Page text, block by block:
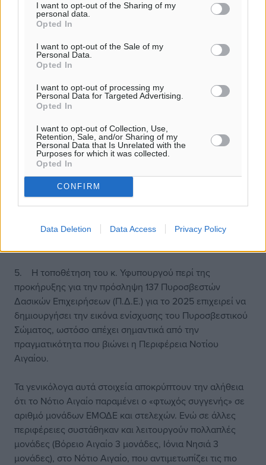
I want to opt-out of the Sharing of my
personal data.
Opted In
I want to opt-out of the Sale of my
Personal Data.
Opted In
I want to opt-out of processing my
Personal Data for Targeted Advertising.
Opted In
I want to opt-out of Collection, Use,
Retention, Sale, and/or Sharing of my
Personal Data that Is Unrelated with the
Purposes for which it was collected.
Opted In
CONFIRM
Data Deletion Data Access Privacy Policy
Αντί, λοιπόν, να μιλήσουμε με ειλικρίνεια για τις
πραγματικές ανάγκες στελέχωσης και να υπάρξει ένας
σοβαρός σχεδιασμός προσλήψεων βάσει αποχωρήσεων
και γεωγραφικών αναγκών, καταφεύγουμε σε
αριθμητικά “τρικ” για να δώσουμε την ψευδαίσθηση
βελτίωσης.
Η πραγματικότητα όμως στα νησιά και στις
υποστελεχωμένες υπηρεσίες δεν καλύπτεται με
ανακοινώσεις. Εκεί, τα νούμερα δεν λένε ψέματα.
Το ανθρώπινο δυναμικό δεν ανανεώνεται. Απλώς
ανακυκλώνεται, με μεταθέσεις και μετακινήσεις που
της επιχειρησιακής ετοιμότητας αλλά και της ψυχικής
5. Η τοποθέτηση του κ. Υφυπουργού περί της
προκήρυξης για την πρόσληψη 137 Πυροσβεστών
Δασικών Επιχειρήσεων (Π.Δ.Ε.) για το 2025 επιχειρεί να
δημιουργήσει την εικόνα ενίσχυσης του Πυροσβεστικού
Σώματος, ωστόσο απέχει σημαντικά από την
πραγματικότητα που βιώνει η Περιφέρεια Νοτίου
Αιγαίου.
Τα γενικόλογα αυτά στοιχεία αποκρύπτουν την αλήθεια
ότι το Νότιο Αιγαίο παραμένει ο «φτωχός συγγενής» σε
αριθμό μονάδων ΕΜΟΔΕ και στελεχών. Ενώ σε άλλες
περιφέρειες συστάθηκαν και λειτουργούν πολλαπλές
μονάδες (Βόρειο Αιγαίο 3 μονάδες, Ιόνια Νησιά 3
μονάδες), στο Νότιο Αιγαίο, που αντιμετωπίζει τις πιο